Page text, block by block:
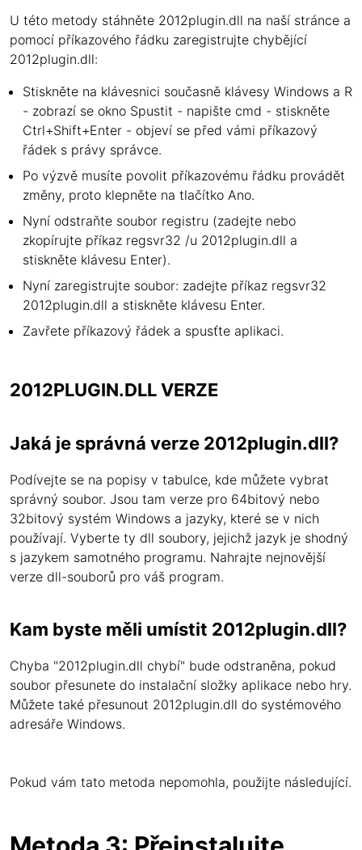
U této metody stáhněte 2012plugin.dll na naší stránce a
pomocí příkazového řádku zaregistrujte chybějící
2012plugin.dll:
Stiskněte na klávesnici současně klávesy Windows a R
- zobrazí se okno Spustit - napište cmd - stiskněte
Ctrl+Shift+Enter - objeví se před vámi příkazový
řádek s právy správce.
Po výzvě musíte povolit příkazovému řádku provádět
změny, proto klepněte na tlačítko Ano.
Nyní odstraňte soubor registru (zadejte nebo
zkopírujte příkaz regsvr32 /u 2012plugin.dll a
stiskněte klávesu Enter).
Nyní zaregistrujte soubor: zadejte příkaz regsvr32
2012plugin.dll a stiskněte klávesu Enter.
Zavřete příkazový řádek a spusťte aplikaci.
2012PLUGIN.DLL VERZE
Jaká je správná verze 2012plugin.dll?
Podívejte se na popisy v tabulce, kde můžete vybrat
správný soubor. Jsou tam verze pro 64bitový nebo
32bitový systém Windows a jazyky, které se v nich
používají. Vyberte ty dll soubory, jejichž jazyk je shodný
s jazykem samotného programu. Nahrajte nejnovější
verze dll-souborů pro váš program.
Kam byste měli umístit 2012plugin.dll?
Chyba "2012plugin.dll chybí" bude odstraněna, pokud
soubor přesunete do instalační složky aplikace nebo hry.
Můžete také přesunout 2012plugin.dll do systémového
adresáře Windows.
Pokud vám tato metoda nepomohla, použijte následující.